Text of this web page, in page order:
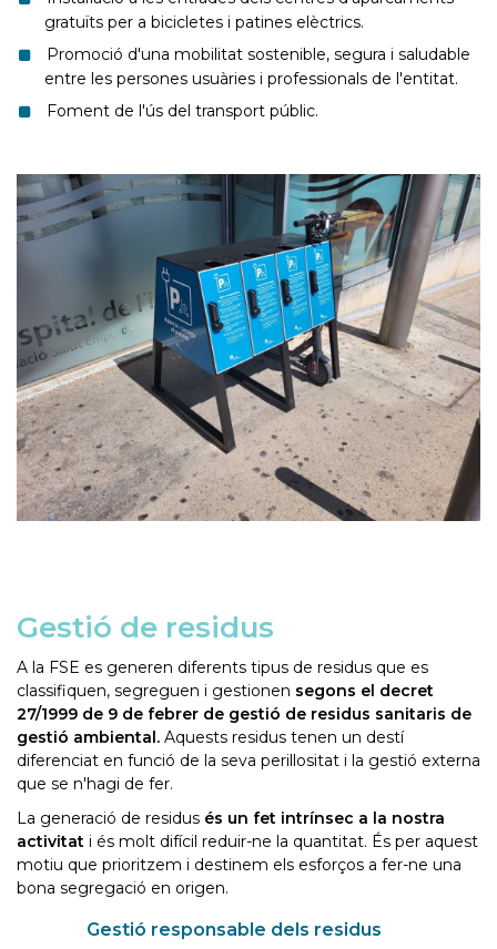
gratuïts per a bicicletes i patines elèctrics.
Promoció d'una mobilitat sostenible, segura i saludable
entre les persones usuàries i professionals de l'entitat.
Foment de l'ús del transport públic.
Gestió de residus
A la FSE es generen diferents tipus de residus que es
classifiquen, segreguen i gestionen segons el decret
27/1999 de 9 de febrer de gestió de residus sanitaris de
gestió ambiental. Aquests residus tenen un destí
diferenciat en funció de la seva perillositat i la gestió externa
que se n'hagi de fer.
La generació de residus és un fet intrínsec a la nostra
activitat i és molt difícil reduir-ne la quantitat. És per aquest
motiu que prioritzem i destinem els esforços a fer-ne una
bona segregació en origen.
Gestió responsable dels residus